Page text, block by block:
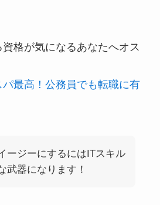
格が気になるあなたへオス
最高！公務員でも転職に有
ージーにするにはITスキル
武器になります！